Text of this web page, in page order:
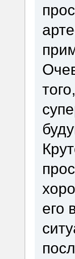
его